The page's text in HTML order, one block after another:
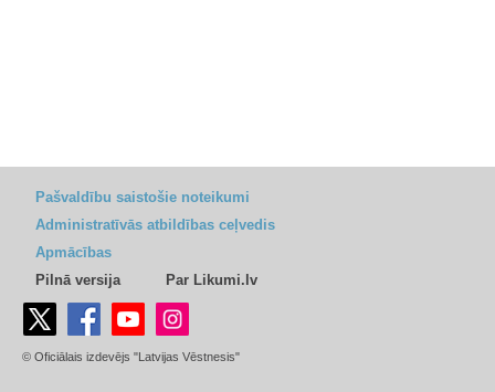
Pašvaldību saistošie noteikumi
Administratīvās atbildības ceļvedis
Apmācības
Pilnā versija
Par Likumi.lv
© Oficiālais izdevējs "Latvijas Vēstnesis"